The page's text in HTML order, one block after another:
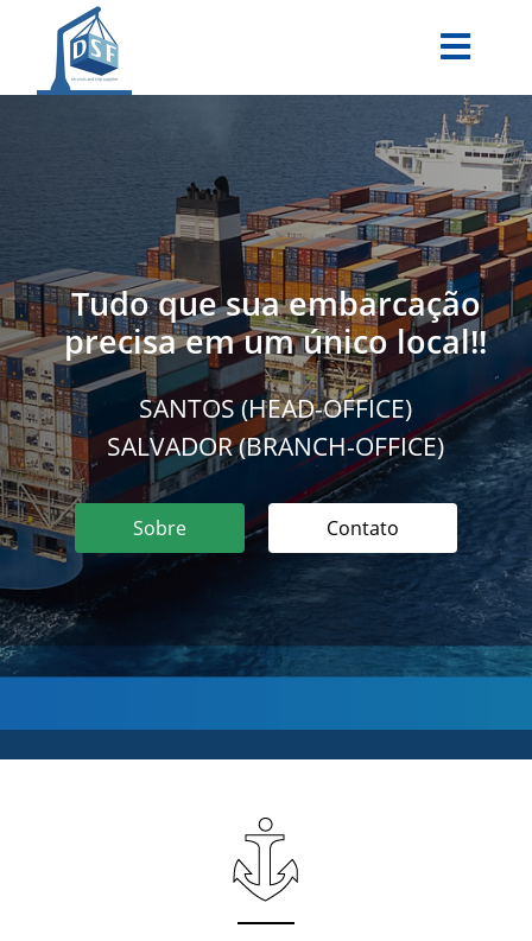
Tudo que sua embarcação
precisa em um único local!!
SANTOS (HEAD-OFFICE)
SALVADOR (BRANCH-OFFICE)
Sobre Contato